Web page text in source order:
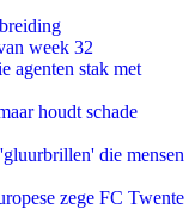
week 32
agenten stak met
houdt schade
die mensen
zege FC Twente